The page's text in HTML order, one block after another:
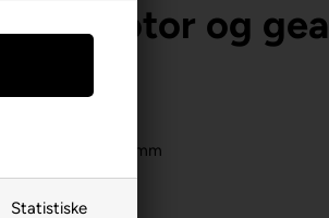
Statistiske
motor og
hul L/B 13x9mm